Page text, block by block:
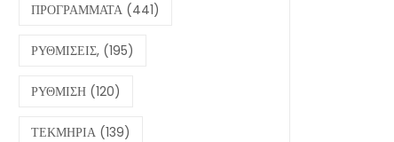
ΠΡΟΓΡΑΜΜΑΤΑ (441)
ΡΥΘΜΙΣΕΙΣ, (195)
ΡΥΘΜΙΣΗ (120)
ΤΕΚΜΗΡΙΑ (139)